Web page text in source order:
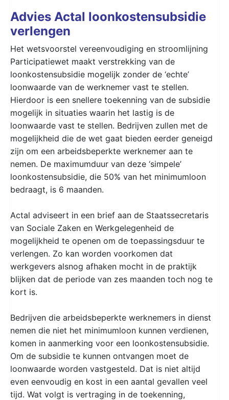
Advies Actal loonkostensubsidie
verlengen
Het wetsvoorstel vereenvoudiging en stroomlijning
Participatiewet maakt verstrekking van de
loonkostensubsidie mogelijk zonder de ‘echte’
loonwaarde van de werknemer vast te stellen.
Hierdoor is een snellere toekenning van de subsidie
mogelijk in situaties waarin het lastig is de
loonwaarde vast te stellen. Bedrijven zullen met de
mogelijkheid die de wet gaat bieden eerder geneigd
zijn om een arbeidsbeperkte werknemer aan te
nemen. De maximumduur van deze ‘simpele’
loonkostensubsidie, die 50% van het minimumloon
bedraagt, is 6 maanden.
Actal adviseert in een brief aan de Staatssecretaris
van Sociale Zaken en Werkgelegenheid de
mogelijkheid te openen om de toepassingsduur te
verlengen. Zo kan worden voorkomen dat
werkgevers alsnog afhaken mocht in de praktijk
blijken dat de periode van zes maanden toch nog te
kort is.
Bedrijven die arbeidsbeperkte werknemers in dienst
nemen die niet het minimumloon kunnen verdienen,
komen in aanmerking voor een loonkostensubsidie.
Om de subsidie te kunnen ontvangen moet de
loonwaarde worden vastgesteld. Dat is niet altijd
even eenvoudig en kost in een aantal gevallen veel
tijd. Wat volgt is vertraging in de toekenning,